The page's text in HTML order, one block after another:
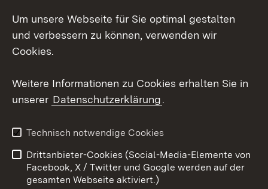
X / Twitter
Youtube
Kontakt
Datenschutz
Barrierefreiheit
Impressum Cookies
Um unsere Webseite für Sie optimal gestalten
und verbessern zu können, verwenden wir
Cookies.
Weitere Informationen zu Cookies erhalten Sie in
unserer Datenschutzerklärung.
Technisch notwendige Cookies
Drittanbieter-Cookies (Social-Media-Elemente von
Facebook, X / Twitter und Google werden auf der
gesamten Webseite aktiviert.)